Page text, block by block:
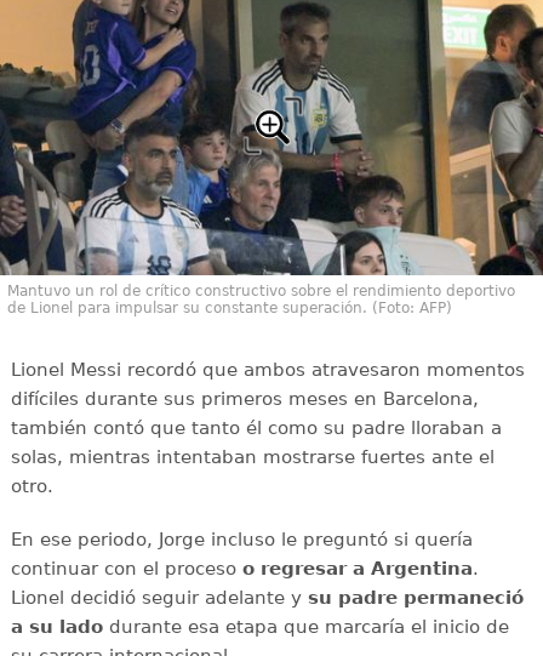
Mantuvo un rol de crítico constructivo sobre el rendimiento deportivo
de Lionel para impulsar su constante superación. (Foto: AFP)
Lionel Messi recordó que ambos atravesaron momentos
difíciles durante sus primeros meses en Barcelona,
también contó que tanto él como su padre lloraban a
solas, mientras intentaban mostrarse fuertes ante el
otro.
En ese periodo, Jorge incluso le preguntó si quería
continuar con el proceso o regresar a Argentina.
Lionel decidió seguir adelante y su padre permaneció
a su ladodurante esa etapa que marcaría el inicio de